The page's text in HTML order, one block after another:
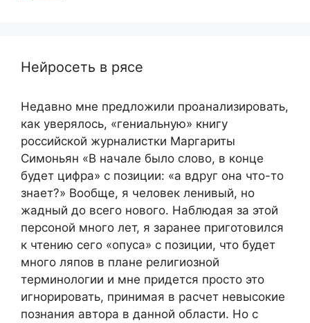
Нейросеть в рясе
Недавно мне предложили проанализировать,
как уверялось, «гениальную» книгу
российской журналистки Маргариты
Симоньян «В начале было слово, в конце
будет цифра» с позиции: «а вдруг она что-то
знает?» Вообще, я человек ленивый, но
жадный до всего нового. Наблюдая за этой
персоной много лет, я заранее приготовился
к чтению сего «опуса» с позиции, что будет
много ляпов в плане религиозной
терминологии и мне придется просто это
игнорировать, принимая в расчет невысокие
познания автора в данной области. Но с